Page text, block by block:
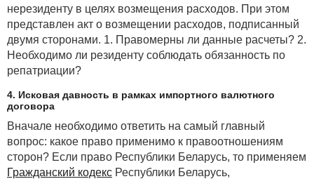
нерезиденту в целях возмещения расходов. При этом
представлен акт о возмещении расходов, подписанный
двумя сторонами. 1. Правомерны ли данные расчеты? 2.
Необходимо ли резиденту соблюдать обязанность по
репатриации?
4. Исковая давность в рамках импортного валютного
договора
Вначале необходимо ответить на самый главный
вопрос: какое право применимо к правоотношениям
сторон? Если право Республики Беларусь, то применяем
Гражданский кодекс Республики Беларусь,